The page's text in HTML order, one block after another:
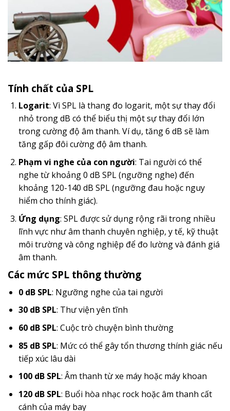
Tính chất của SPL
Logarit: Vì SPL là thang đo logarit, một sự thay đổi
nhỏ trong dB có thể biểu thị một sự thay đổi lớn
trong cường độ âm thanh. Ví dụ, tăng 6 dB sẽ làm
tăng gấp đôi cường độ âm thanh.
Phạm vi nghe của con người: Tai người có thể
nghe từ khoảng 0 dB SPL (ngưỡng nghe) đến
khoảng 120-140 dB SPL (ngưỡng đau hoặc nguy
hiểm cho thính giác).
Ứng dụng: SPL được sử dụng rộng rãi trong nhiều
lĩnh vực như âm thanh chuyên nghiệp, y tế, kỹ thuật
môi trường và công nghiệp để đo lường và đánh giá
âm thanh.
Các mức SPL thông thường
0 dB SPL: Ngưỡng nghe của tai người
30 dB SPL: Thư viện yên tĩnh
60 dB SPL: Cuộc trò chuyện bình thường
85 dB SPL: Mức có thể gây tổn thương thính giác nếu
tiếp xúc lâu dài
100 dB SPL: Âm thanh từ xe máy hoặc máy khoan
120 dB SPL: Buổi hòa nhạc rock hoặc âm thanh cất
cánh của máy bay